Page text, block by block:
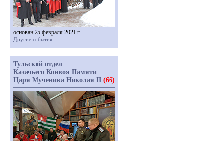
основан 25 февраля 2021 г.
Другие события
Тульский отдел
Казачьего Конвоя Памяти
Царя Мученика Николая II (66)